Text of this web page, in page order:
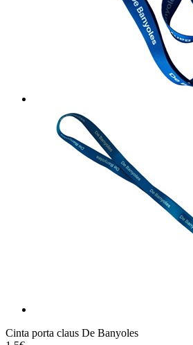
Cinta porta claus De Banyoles